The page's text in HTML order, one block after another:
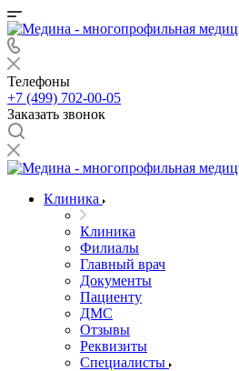
Телефоны
+7 (499) 702-00-05
Заказать звонок
Клиника
Клиника
Филиалы
Главный врач
Документы
Пациенту
ДМС
Отзывы
Реквизиты
Специалисты